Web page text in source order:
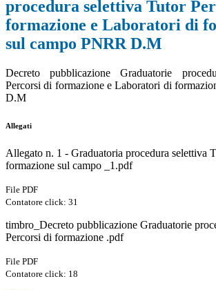
procedura selettiva Tutor
formazione e Laboratori di
sul campo PNRR D.M
Decreto pubblicazione Graduatorie
Percorsi di formazione e Laboratori di
D.M
Allegati
Allegato n. 1 - Graduatoria procedura selettiva
formazione sul campo _1.pdf
File PDF
Contatore click: 31
timbro_Decreto pubblicazione Graduatorie
Percorsi di formazione .pdf
File PDF
Contatore click: 18